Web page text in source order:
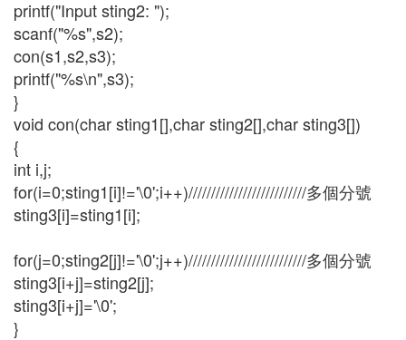
printf("Input sting2: ");
scanf("%s",s2);
con(s1,s2,s3);
printf("%s\n",s3);
}
void con(char sting1[],char sting2[],char sting3[])
{
int i,j;
for(i=0;sting1[i]!='\0';i++)//////////////////////////多個分號
sting3[i]=sting1[i];
for(j=0;sting2[j]!='\0';j++)//////////////////////////多個分號
sting3[i+j]=sting2[j];
sting3[i+j]='\0';
}